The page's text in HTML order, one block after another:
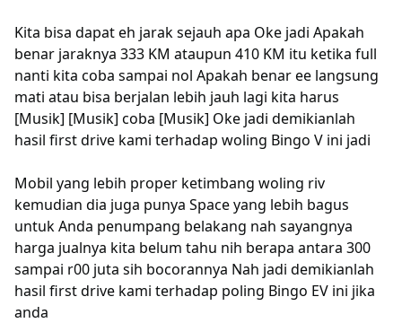
Kita bisa dapat eh jarak sejauh apa Oke jadi Apakah
benar jaraknya 333 KM ataupun 410 KM itu ketika full
nanti kita coba sampai nol Apakah benar ee langsung
mati atau bisa berjalan lebih jauh lagi kita harus
[Musik] [Musik] coba [Musik] Oke jadi demikianlah
hasil first drive kami terhadap woling Bingo V ini jadi
Mobil yang lebih proper ketimbang woling riv
kemudian dia juga punya Space yang lebih bagus
untuk Anda penumpang belakang nah sayangnya
harga jualnya kita belum tahu nih berapa antara 300
sampai r00 juta sih bocorannya Nah jadi demikianlah
hasil first drive kami terhadap poling Bingo EV ini jika
anda